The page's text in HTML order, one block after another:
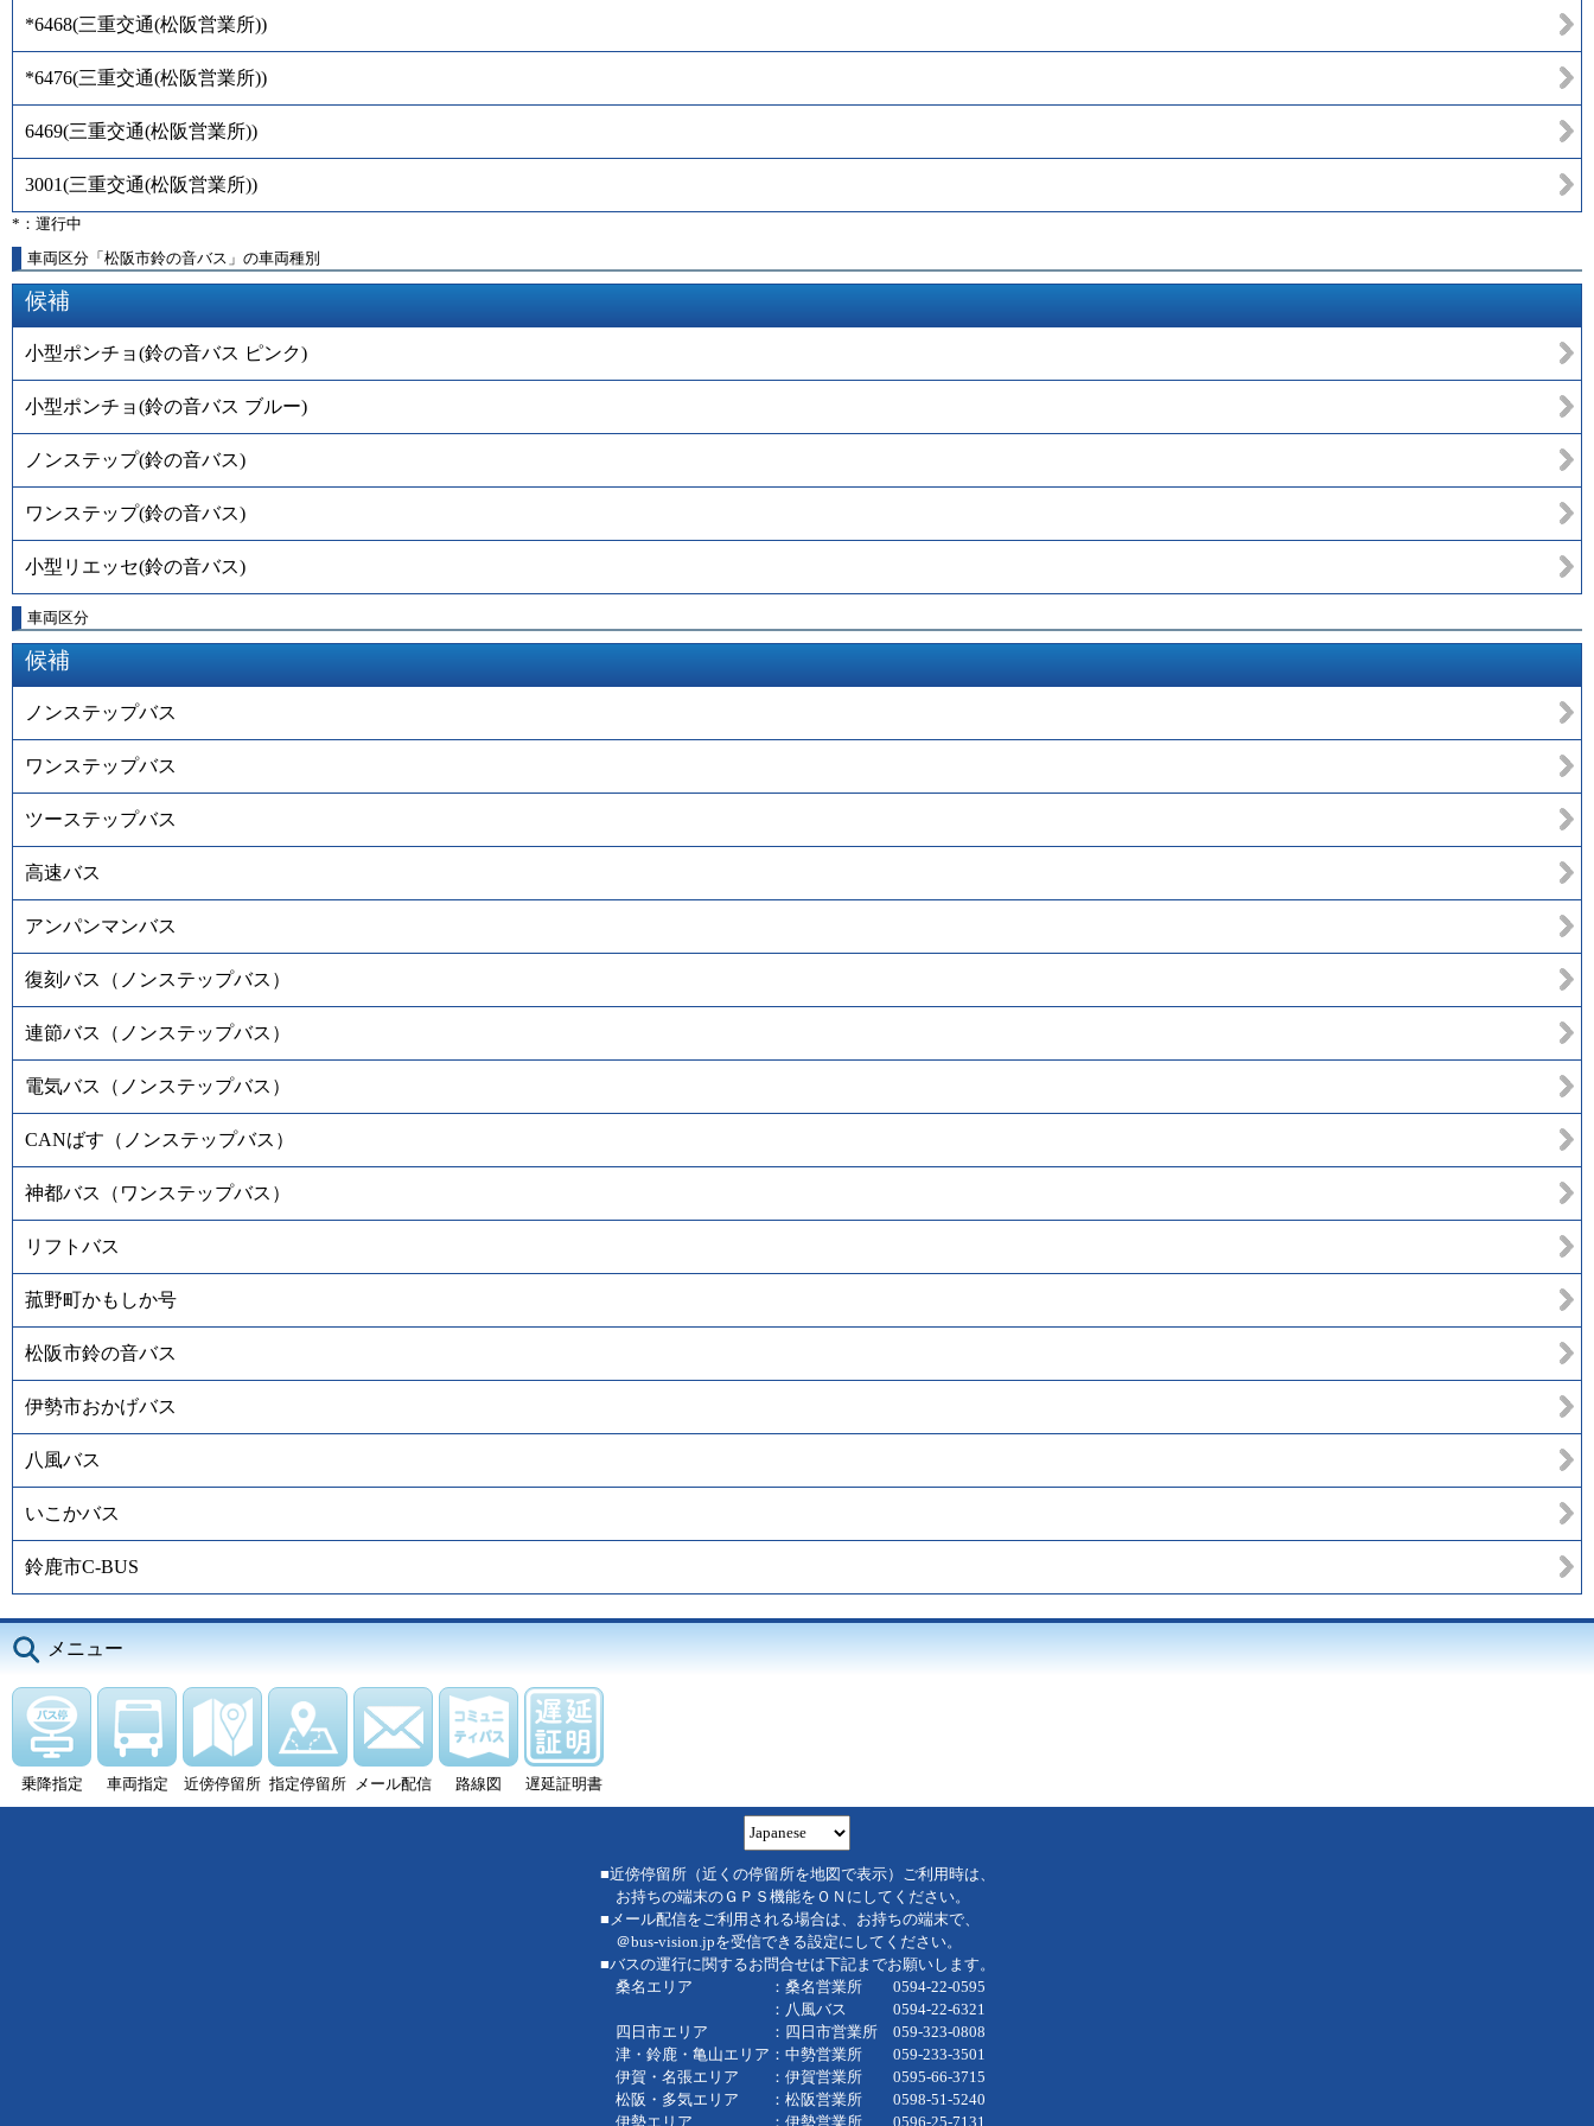
*6468(三重交通(松阪営業所))
*6476(三重交通(松阪営業所))
6469(三重交通(松阪営業所))
3001(三重交通(松阪営業所))
*：運行中
車両区分「松阪市鈴の音バス」の車両種別
候補
小型ポンチョ(鈴の音バス ピンク)
小型ポンチョ(鈴の音バス ブルー)
ノンステップ(鈴の音バス)
ワンステップ(鈴の音バス)
小型リエッセ(鈴の音バス)
車両区分
候補
ノンステップバス
ワンステップバス
ツーステップバス
高速バス
アンパンマンバス
復刻バス（ノンステップバス）
連節バス（ノンステップバス）
電気バス（ノンステップバス）
CANばす（ノンステップバス）
神都バス（ワンステップバス）
リフトバス
菰野町かもしか号
松阪市鈴の音バス
伊勢市おかげバス
八風バス
いこかバス
鈴鹿市C-BUS
メニュー
乗降指定 車両指定 近傍停留所 指定停留所 メール配信 路線図 遅延証明書
■近傍停留所（近くの停留所を地図で表示）ご利用時は、
お持ちの端末のＧＰＳ機能をＯＮにしてください。
■メール配信をご利用される場合は、お持ちの端末で、
＠bus-vision.jpを受信できる設定にしてください。
■バスの運行に関するお問合せは下記までお願いします。
桑名エリア ：桑名営業所 0594-22-0595
：八風バス 0594-22-6321
四日市エリア ：四日市営業所 059-323-0808
津・鈴鹿・亀山エリア：中勢営業所 059-233-3501
伊賀・名張エリア ：伊賀営業所 0595-66-3715
松阪・多気エリア ：松阪営業所 0598-51-5240
伊勢エリア ：伊勢営業所 0596-25-7131